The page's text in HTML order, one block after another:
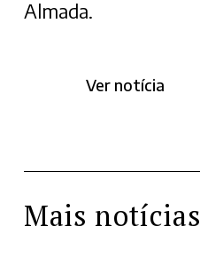
Almada.
Ver notícia
Mais notícias